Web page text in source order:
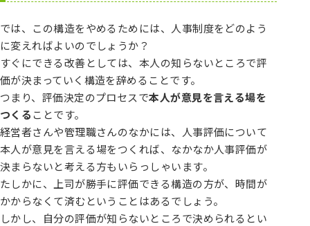
では、この構造をやめるためには、人事制度をどのよう
に変えればよいのでしょうか？
すぐにできる改善としては、本人の知らないところで評
価が決まっていく構造を辞めることです。
つまり、評価決定のプロセスで本人が意見を言える場を
つくることです。
経営者さんや管理職さんのなかには、人事評価について
本人が意見を言える場をつくれば、なかなか人事評価が
決まらないと考える方もいらっしゃいます。
たしかに、上司が勝手に評価できる構造の方が、時間が
かからなくて済むということはあるでしょう。
しかし、自分の評価が知らないところで決められるとい